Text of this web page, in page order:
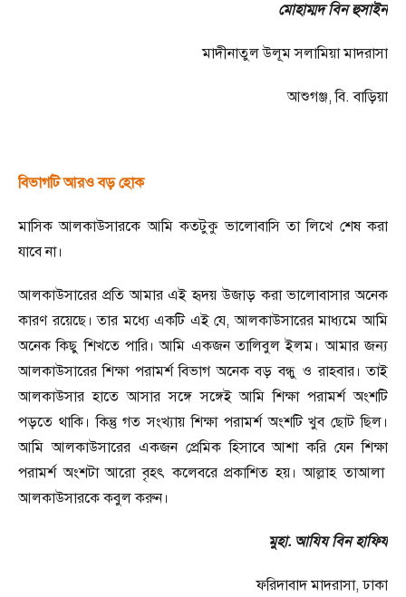
মোহাম্মদ বিন হুসাইন
মাদীনাতুল উলূম সলামিয়া মাদরাসা
আশুগঞ্জ,বি. বাড়িয়া
বিভাগটি আরও বড় হোক
মাসিক আলকাউসারকে আমি কতটুকু ভালোবাসি তা লিখে শেষ করা
যাবে না।
আলকাউসারের প্রতি আমার এই হৃদয় উজাড় করা ভালোবাসার অনেক
কারণ রয়েছে। তার মধ্যে একটি এই যে,আলকাউসারের মাধ্যমে আমি
অনেক কিছু শিখতে পারি। আমি একজন তালিবুল ইলম। আমার জন্য
আলকাউসারের শিক্ষা পরামর্শ বিভাগ অনেক বড় বন্ধু ও রাহবার। তাই
আলকাউসার হাতে আসার সঙ্গে সঙ্গেই আমি শিক্ষা পরামর্শ অংশটি
পড়তে থাকি। কিন্তু গত সংখ্যায় শিক্ষা পরামর্শ অংশটি খুব ছোট ছিল।
আমি আলকাউসারের একজন প্রেমিক হিসাবে আশা করি যেন শিক্ষা
পরামর্শ অংশটা আরো বৃহৎ কলেবরে প্রকাশিত হয়। আল্লাহ তাআলা
আলকাউসারকে কবুল করুন।
মুহা. আযিয বিন হাফিয
ফরিদাবাদ মাদরাসা,ঢাকা